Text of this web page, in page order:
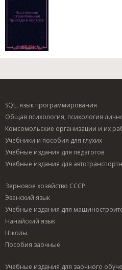
SQL, язык программирования
Общая психология, психология
Комсомольские организации и их
Учебники и пособия для глухих
Учебные издания для педагогов
Учебные издания для
Зерновое хозяйство СССР
Эвенский язык
Учебные издания для
Нанайский язык
Школы
Пособия заочные
Учебные издания для заочного